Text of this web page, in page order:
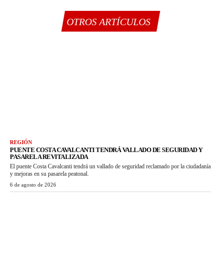
OTROS ARTÍCULOS
REGIÓN
PUENTE COSTA CAVALCANTI TENDRÁ VALLADO DE SEGURIDAD Y
PASARELA REVITALIZADA
El puente Costa Cavalcanti tendrá un vallado de seguridad reclamado por la ciudadanía
y mejoras en su pasarela peatonal.
6 de agosto de 2026